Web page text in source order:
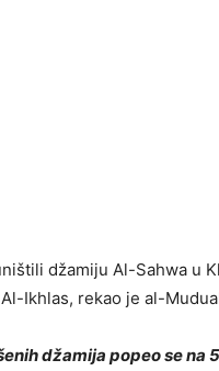
džamiju Al-Sahwa u
Ikhlas, rekao je al-
džamija popeo se